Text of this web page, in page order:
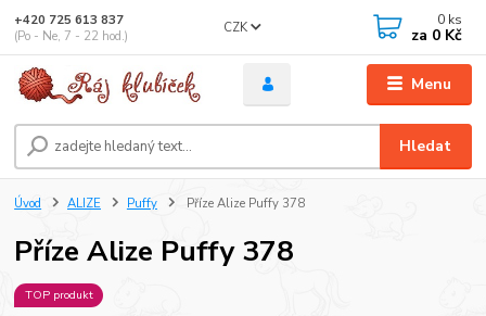
Menu
CZK
Hledat
+420 725 613 837
(Po - Ne, 7 - 22 hod.)
0 ks
za 0 Kč
Úvod ALIZE Puffy Příze Alize Puffy 378
Příze Alize Puffy 378
TOP produkt